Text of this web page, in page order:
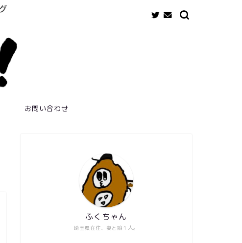
お問い合わせ
埼玉県在住、妻と娘１人。
ふくちゃん